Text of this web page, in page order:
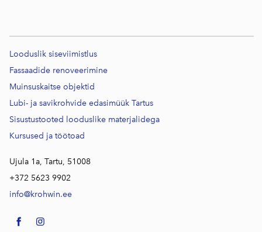
Looduslik siseviimistlus
Fassaadide renoveerimine
Muinsuskaitse objektid
Lubi- ja savikrohvide edasimüük Tartus
Sisustustooted looduslike materjalidega
Kursused ja töötoad
Ujula 1a, Tartu, 51008
+372 5623 9902
info@krohwin.ee